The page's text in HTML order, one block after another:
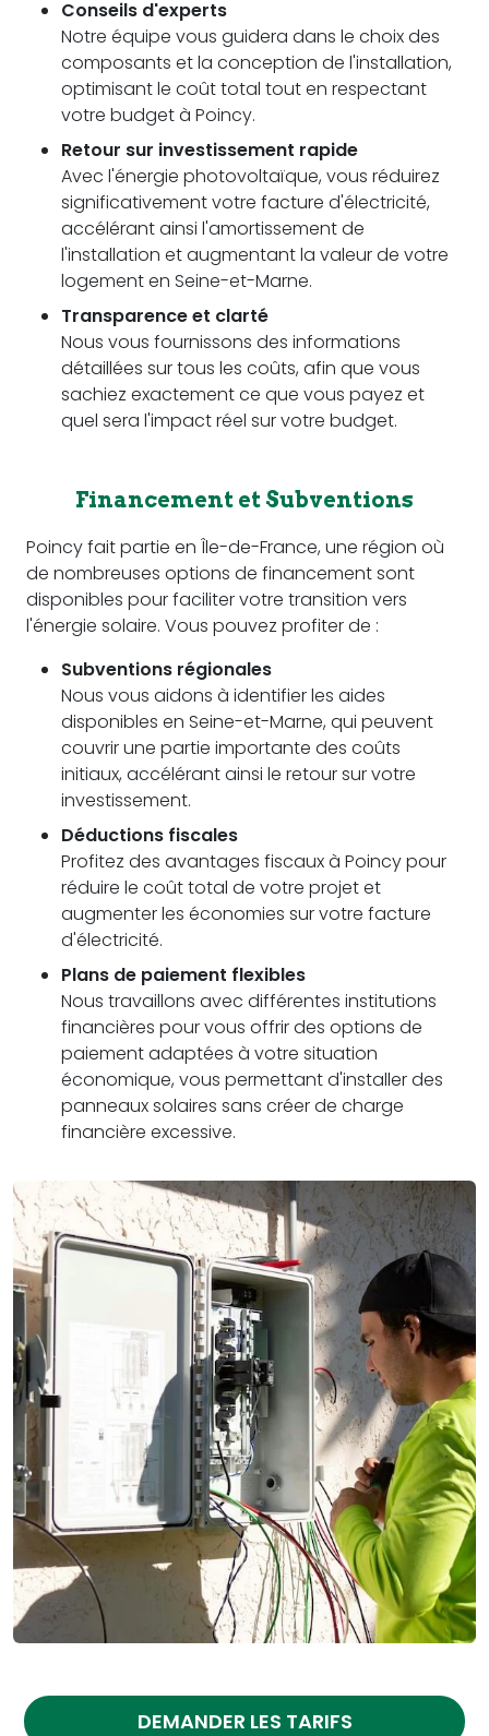
Conseils d'experts
Notre équipe vous guidera dans le choix des
composants et la conception de l'installation,
optimisant le coût total tout en respectant
votre budget à Poincy.
Retour sur investissement rapide
Avec l'énergie photovoltaïque, vous réduirez
significativement votre facture d'électricité,
accélérant ainsi l'amortissement de
l'installation et augmentant la valeur de votre
logement en Seine-et-Marne.
Transparence et clarté
Nous vous fournissons des informations
détaillées sur tous les coûts, afin que vous
sachiez exactement ce que vous payez et
quel sera l'impact réel sur votre budget.
Financement et Subventions
Poincy fait partie en Île-de-France, une région où
de nombreuses options de financement sont
disponibles pour faciliter votre transition vers
l'énergie solaire. Vous pouvez profiter de :
Subventions régionales
Nous vous aidons à identifier les aides
disponibles en Seine-et-Marne, qui peuvent
couvrir une partie importante des coûts
initiaux, accélérant ainsi le retour sur votre
investissement.
Déductions fiscales
Profitez des avantages fiscaux à Poincy pour
réduire le coût total de votre projet et
augmenter les économies sur votre facture
d'électricité.
Plans de paiement flexibles
Nous travaillons avec différentes institutions
financières pour vous offrir des options de
paiement adaptées à votre situation
économique, vous permettant d'installer des
panneaux solaires sans créer de charge
financière excessive.
DEMANDER LES TARIFS